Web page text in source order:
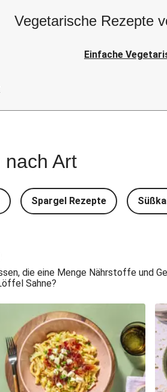
Vegetarische Rezepte
Einfache
Art
Spargel Rezepte
die eine Menge Nährstoffe und
Sahne?